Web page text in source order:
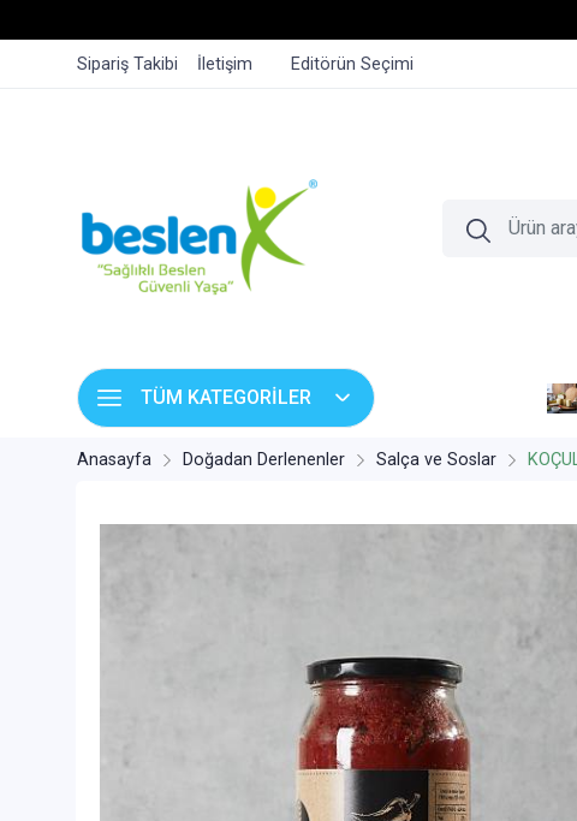
Sipariş Takibi İletişim Editörün Seçimi
TÜM KATEGORİLER
Anasayfa Doğadan Derlenenler Salça ve Soslar